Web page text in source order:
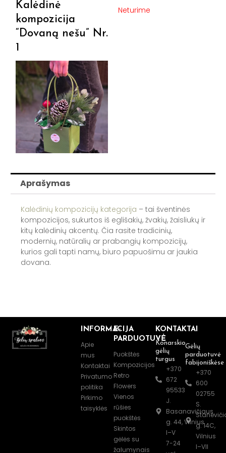
Kalėdinė
kompozicija
“Dovaną nešu” Nr.
1
Neturime
Aprašymas
Kalėdinių kompozicijų kategorija – tai šventinės
kompozicijos, sukurtos iš eglišakių, žvakių, žaisliukų ir
kitų kalėdinių akcentų. Čia rasite tradicinių,
modernių, natūralių ar prabangių kompozicijų,
kurios gali tapti namų, biuro papuošimu ar jaukia
dovana.
INFORMACIJA
Apie
mus
Kontaktai
Privatumo
politika
Pirkimo
taisyklės
E-
PARDUOTUVĖ
Puokštės
Kompozicijos
Retro
Flowers
Vienos
rūšies
puokštės
Skintos
gėlės su
žalumynais
KONTAKTAI
Konarskio
gėlių
turgus
+370
672
95533
J.
Basanavičiaus
g. 44, Vilnius
I–V
7-24
Gėlių
parduotuvė
fabijoniškėse
+370
600
02755
S.
g. 14C,
Vilnius
I–VII